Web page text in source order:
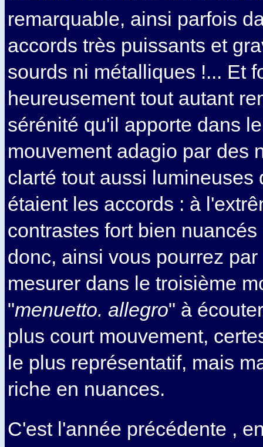
remarquable, ainsi parfois
accords très puissants et
sourds ni métalliques !... Et
heureusement tout autant
sérénité qu'il apporte dans
mouvement adagio par des
clarté tout aussi lumineuses
étaient les accords : à
contrastes fort bien
donc, ainsi vous pourrez
mesurer dans le troisième
"menuetto. allegro" à
plus court mouvement,
le plus représentatif, mais
riche en nuances.
C'est l'année précédente ,